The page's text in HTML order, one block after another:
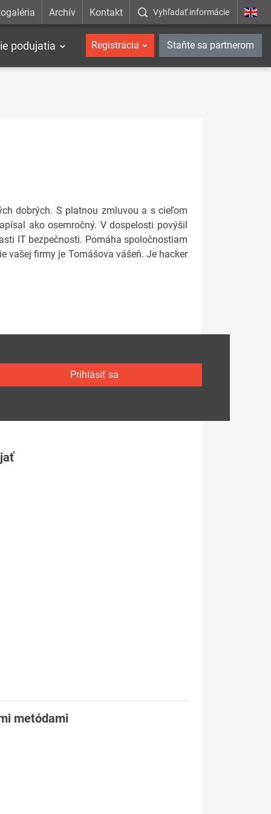
Archív Kontakt Vyhľadať informácie
podujatia Registrácia Staňte sa partnerom
dobrých. S platnou zmluvou a s cieľom
ako osemročný. V dospelosti povýšil
IT bezpečnosti. Pomáha spoločnostiam
vašej firmy je Tomášova vášeň. Je hacker
Prihlásiť sa
metódami